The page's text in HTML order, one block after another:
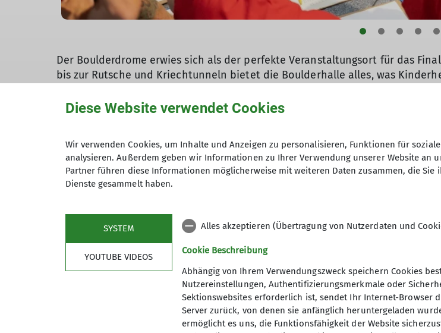
© Karl Gähler
Der Boulderdrome erwies sich als der perfekte Veranstaltungsort für das
bis zur Rutsche und Kriechtunneln bietet die Boulderhalle alles, was
Das neue Format, das erstmalig im Finale zum Tragen kam, sorgte anfangs
Einen Tick zu hart waren die Boulder geschraubt, dafür aber sehr
Das Finale lief dann nach bewährtem Modus mit Isolation.
Nach dem Wettkampf kühlten sich die Kids noch im hauseigenen Außenpool
Bilderzum Finale
Ergebnisse folgen in Kürze
Diese Website verwendet Cookies
Wir verwenden Cookies, um Inhalte und Anzeigen zu personalisieren, Funktionen für
analysieren. Außerdem geben wir Informationen zu Ihrer Verwendung unserer Website an
Partner führen diese Informationen möglicherweise mit weiteren Daten zusammen, die
Dienste gesammelt haben.
SYSTEM
YOUTUBE VIDEOS
Alles akzeptieren (Übertragung von Nutzerdaten und
Cookie Beschreibung
Abhängig von Ihrem Verwendungszweck speichern Cookies
Nutzereinstellungen, Authentifizierungsmerkmale oder
Sektionswebsites erforderlich ist, sendet Ihr Internet-Browser
Server zurück, von denen sie anfänglich heruntergeladen
ermöglicht es uns, die Funktionsfähigkeit der Website